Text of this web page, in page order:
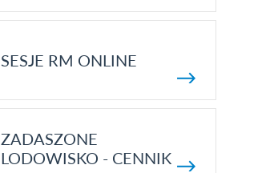
SESJE RM ONLINE
ZADASZONE
LODOWISKO - CENNIK